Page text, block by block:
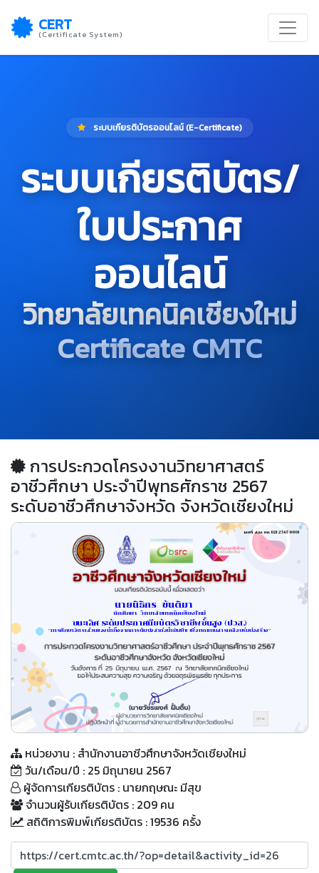
CERT
(Certificate System)
ระบบเกียรติบัตรออนไลน์ (E-Certificate)
ระบบเกียรติบัตร/
ใบประกาศ
ออนไลน์
วิทยาลัยเทคนิคเชียงใหม่
Certificate CMTC
การประกวดโครงงานวิทยาศาสตร์
อาชีวศึกษา ประจำปีพุทธศักราช 2567
ระดับอาชีวศึกษาจังหวัด จังหวัดเชียงใหม่
เลขที่ สอจ.ชม.021/2567-0001
นายนิธิกร  ขันติมา
นักศึกษา  วิทยาลัยเทคนิคเชียงใหม่
ชนะเลิศ ระดับประกาศนียบัตรวิชาชีพชั้นสูง (ปวส.)
"การศึกษาอัตราส่วนของน้ำทิ้งจากการต้มปอสาต่อน้ำมันพืช เพื่อทดแทนสารเคลือบร่มบ่อสร้าง"
QR Code
หน่วยงาน : สำนักงานอาชีวศึกษาจังหวัดเชียงใหม่
วัน/เดือน/ปี : 25 มิถุนายน 2567
ผู้จัดการเกียรติบัตร : นายกฤษณะ มีสุข
จำนวนผู้รับเกียรติบัตร : 209 คน
สถิติการพิมพ์เกียรติบัตร : 19536 ครั้ง